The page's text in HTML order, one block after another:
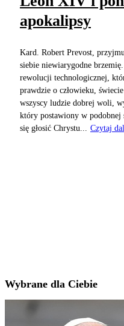
apokalipsy
Kard. Robert Prevost,
siebie niewiarygodne
rewolucji technologicznej,
prawdzie o człowieku,
wszyscy ludzie dobrej woli,
który postawiony w podobnej
się głosić Chrystu...
Czytaj
Wybrane dla Ciebie